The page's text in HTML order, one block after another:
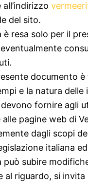
all’indirizzo
del sito.
è resa solo per il
documento
e la natura
fornire agli
pagine web di
dagli scopi
italiana
può subire
al riguardo, si